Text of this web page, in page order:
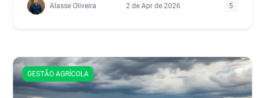
Alasse Oliveira 2 de Apr de 2026 5
GESTÃO AGRÍCOLA